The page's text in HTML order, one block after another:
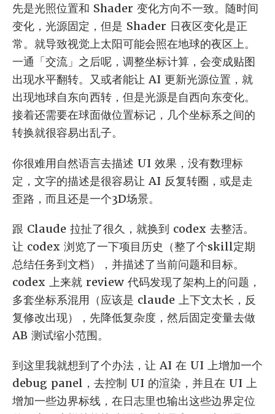
先是光照位置和 Shader 变化方向不一致。随时间
变化，光源固定，但是 Shader 日夜区变化是正
常。就导致视觉上太阳可能会照在地球的夜区上。
一通「交流」之后呢，调整坐标计算，会变成贴图
出现水平翻转。又或者能让 AI 更新光源位置，就
出现地球自东向西转，但是光源是自西向东变化。
接着还需要在球面做位置标记，几个坐标系之间的
转换就很容易出乱子。
你很难用自然语言去描述 UI 效果，没有数理标
定，文字的描述是很容易让 AI 反复转圈，或是走
歪路，而且还是一个3D场景。
跟 Claude 拉扯了很久，就换到 codex 去整活。
让 codex 浏览了一下项目历史（整了个skill定期
总结任务到文档），并描述了当前问题和目标。
codex 上来就 review 代码发现了架构上的问题，
多套坐标系混用（应该是 claude 上下文太长，反
复修改出现），先降低复杂度，然后固定变量去做
AB 测试缩小范围。
到这里我就想到了个办法，让 AI 在 UI 上增加一个
debug panel，去控制 UI 的渲染，并且在 UI 上
增加一些边界标线，在日志里也输出这些边界定位